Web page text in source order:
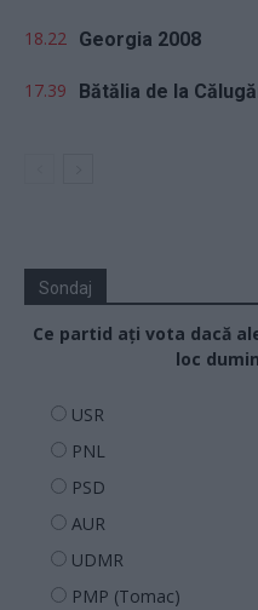
18.22 Georgia 2008
17.39 Bătălia de la
Sondaj
Ce partid ați vota dacă
loc
USR
PNL
PSD
AUR
UDMR
PMP (Tomac)